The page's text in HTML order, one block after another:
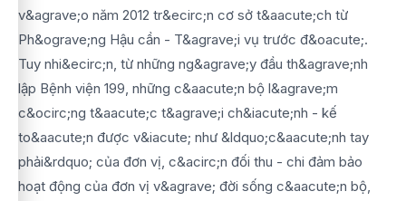
v&agrave;o năm 2012 tr&ecirc;n cơ sở t&aacute;ch từ
Ph&ograve;ng Hậu cần - T&agrave;i vụ trước đ&oacute;.
Tuy nhi&ecirc;n, từ những ng&agrave;y đầu th&agrave;nh
lập Bệnh viện 199, những c&aacute;n bộ l&agrave;m
c&ocirc;ng t&aacute;c t&agrave;i ch&iacute;nh - kế
to&aacute;n được v&iacute; như &ldquo;c&aacute;nh tay
phải&rdquo; của đơn vị, c&acirc;n đối thu - chi đảm bảo
hoạt động của đơn vị v&agrave; đời sống c&aacute;n bộ,